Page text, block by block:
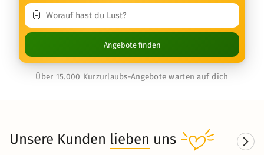
Angebote finden
Über 15.000 Kurzurlaubs-Angebote warten auf dich
Unsere Kunden lieben uns